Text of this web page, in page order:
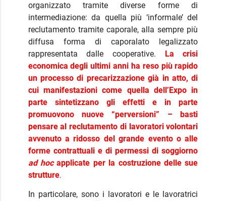
organizzato tramite diverse forme di
intermediazione: da quella più ‘informale’ del
reclutamento tramite caporale, alla sempre più
diffusa forma di caporalato legalizzato
rappresentata dalle cooperative.
La crisi
economica degli ultimi anni ha reso più rapido
un processo di precarizzazione già in atto, di
cui manifestazioni come quella dell’Expo in
parte sintetizzano gli effetti e in parte
promuovono nuove “perversioni” – basti
pensare al reclutamento di lavoratori volontari
avvenuto a ridosso del grande evento o alle
forme contrattuali e di permessi di soggiorno
ad hocapplicate per la costruzione delle sue
strutture.
In particolare, sono i lavoratori e le lavoratrici